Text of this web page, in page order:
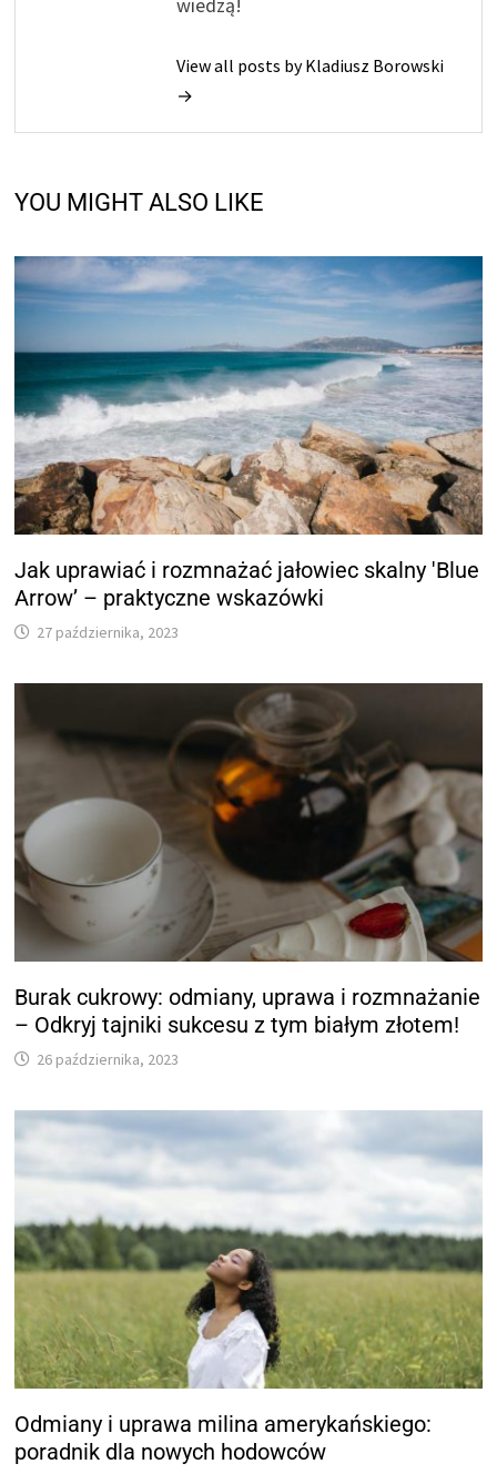
wiedzą!
View all posts by Kladiusz Borowski
→
YOU MIGHT ALSO LIKE
Jak uprawiać i rozmnażać jałowiec skalny 'Blue
Arrow’ – praktyczne wskazówki
27 października, 2023
Burak cukrowy: odmiany, uprawa i rozmnażanie
– Odkryj tajniki sukcesu z tym białym złotem!
26 października, 2023
Odmiany i uprawa milina amerykańskiego:
poradnik dla nowych hodowców